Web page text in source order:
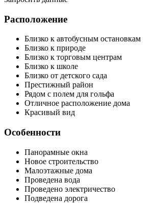
Расположение
Близко к автобусным остановкам
Близко к природе
Близко к торговым центрам
Близко к школе
Близко от детского сада
Престижный район
Рядом с полем для гольфа
Отличное расположение дома
Красивый вид
Особенности
Панорамные окна
Новое строительство
Малоэтажные дома
Проведена вода
Проведено электричество
Подведена дорога